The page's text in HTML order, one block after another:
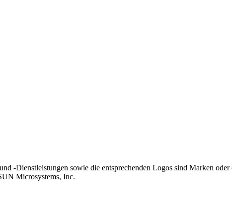
sowie die entsprechenden Logos sind Marken oder
Microsystems, Inc.